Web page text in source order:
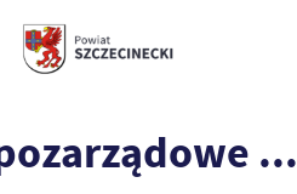
...